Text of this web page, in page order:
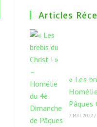
Articles
« Les
Pâques
7 MAI 2022 /